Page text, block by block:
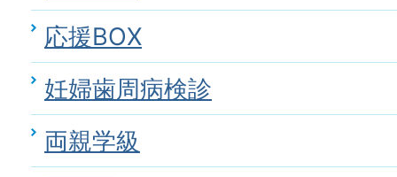
応援BOX
妊婦歯周病検診
両親学級